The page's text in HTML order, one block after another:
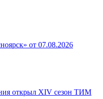
от 07.08.2026
открыл XIV сезон ТИМ